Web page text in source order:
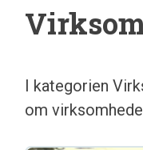
I kategorien
om